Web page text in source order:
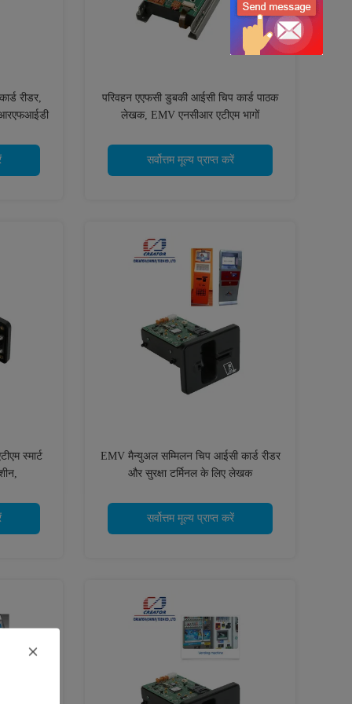
रीडर,
आरएफआईडी
परिवहन एएफसी डुबकी आईसी चिप कार्ड पाठक
लेखक, EMV एनसीआर एटीएम भागों
सर्वोत्तम मूल्य प्राप्त करें
स्मार्ट
EMV मैन्युअल सम्मिलन चिप आईसी कार्ड रीडर
और सुरक्षा टर्मिनल के लिए लेखक
सर्वोत्तम मूल्य प्राप्त करें